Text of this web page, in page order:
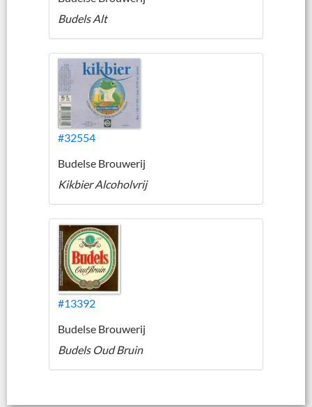
Budels Alt
#32554
Budelse Brouwerij
Kikbier Alcoholvrij
#13392
Budelse Brouwerij
Budels Oud Bruin